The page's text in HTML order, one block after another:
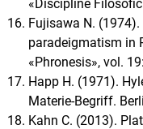
«Discipline
Fujisawa N.
paradeigmatism in
«Phronesis», vol.
Happ H. (1971).
Materie-Begriff.
Kahn C. (2013).